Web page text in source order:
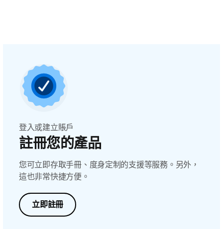
登入或建立賬戶
註冊您的產品
您可立即存取手冊、度身定制的支援等服務。另外，
這也非常快捷方便。
立即註冊